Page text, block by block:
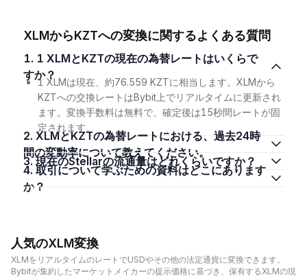
XLMからKZTへの変換に関するよくある質問
1. 1 XLMとKZTの現在の為替レートはいくらで
すか？
1 XLMは現在、約76.559 KZTに相当します。XLMから
KZTへの交換レートはBybit上でリアルタイムに更新され
ます。変換手数料は無料で、確定後は15秒間レートが固
定されます。
2. XLMとKZTの為替レートにおける、過去24時
間の変動率について教えてください。
3. 現在のStellarの流通量はどれくらいですか？
4. 取引について学ぶための資料はどこにあります
か？
人気のXLM変換
XLMをリアルタイムのレートでUSDやその他の法定通貨に変換できます。
Bybitが集約したマーケットメイカーの提示価格に基づき、保有するXLMの現